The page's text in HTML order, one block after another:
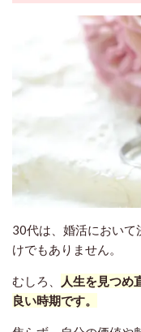
30代は、婚活において
けでもありません。
むしろ、
人生を見つめ
良い時期です。